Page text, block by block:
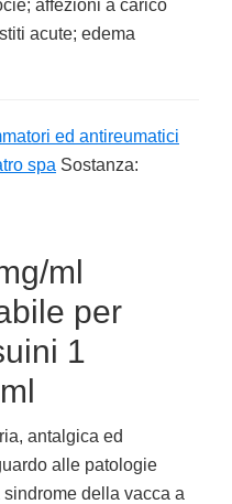
affezioni a carico
acute; edema
ed antireumatici
spa Sostanza:
ml
per
1
antalgica ed
alle patologie
della vacca a